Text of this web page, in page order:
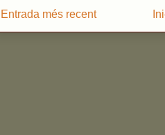
Entrada més recent